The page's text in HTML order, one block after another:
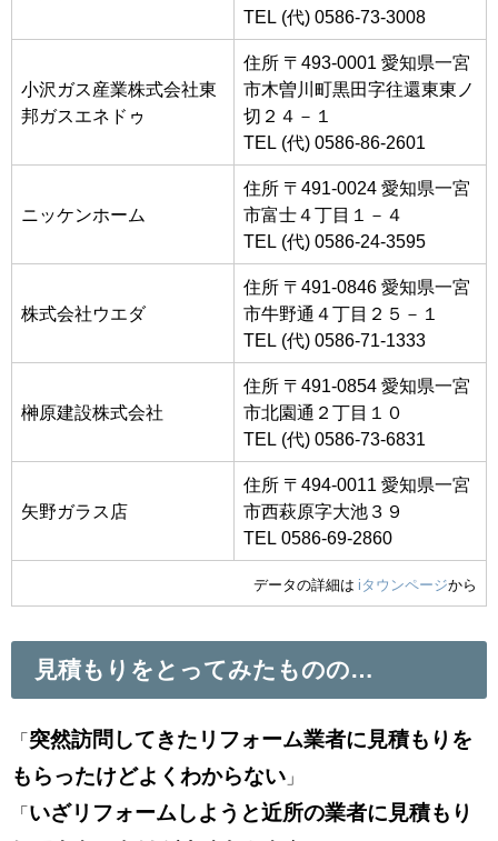
TEL (代) 0586-73-3008
小沢ガス産業株式会社東
邦ガスエネドゥ
住所 〒493-0001 愛知県一宮
市木曽川町黒田字往還東東ノ
切２４－１
TEL (代) 0586-86-2601
ニッケンホーム
住所 〒491-0024 愛知県一宮
市富士４丁目１－４
TEL (代) 0586-24-3595
株式会社ウエダ
住所 〒491-0846 愛知県一宮
市牛野通４丁目２５－１
TEL (代) 0586-71-1333
榊原建設株式会社
住所 〒491-0854 愛知県一宮
市北園通２丁目１０
TEL (代) 0586-73-6831
矢野ガラス店
住所 〒494-0011 愛知県一宮
市西萩原字大池３９
TEL 0586-69-2860
データの詳細は iタウンページから
見積もりをとってみたものの…
「 突然訪問してきたリフォーム業者に見積もりを
もらったけどよくわからない 」
「 いざリフォームしようと近所の業者に見積もり